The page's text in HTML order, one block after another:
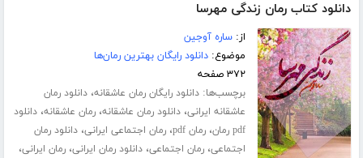
دانلود کتاب رمان زندگی مهرسا
از:ساره آوجین
موضوع:دانلود رایگان بهترین رمان‌ها
۳۷۲ صفحه
برچسب‌ها:دانلود رایگان رمان عاشقانه،دانلود رمان
عاشقانه ایرانی،دانلود رمان عاشقانه،رمان عاشقانه،دانلود
pdf رمان
،رمان pdf ،رمان اجتماعی ایرانی،دانلود رمان
اجتماعی،رمان اجتماعی،دانلود رمان ایرانی،رمان ایرانی،